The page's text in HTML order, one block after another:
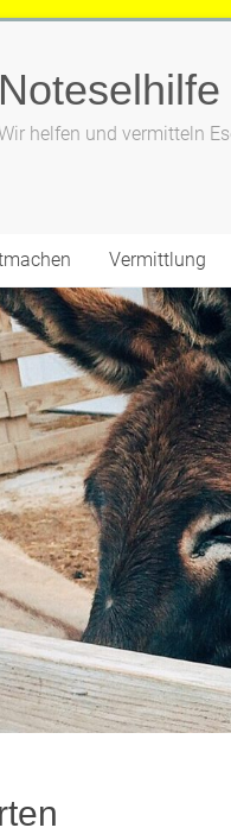
Noteselhilfe
helfen und vermitteln
Vermittlung